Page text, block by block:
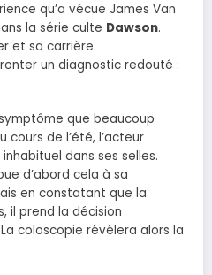
qu’a vécue James Van
la série culte Dawson.
et sa carrière
un diagnostic redouté :
que beaucoup
cours de l’été, l’acteur
dans ses selles.
d’abord cela à sa
en constatant que la
il prend la décision
coloscopie révélera alors la